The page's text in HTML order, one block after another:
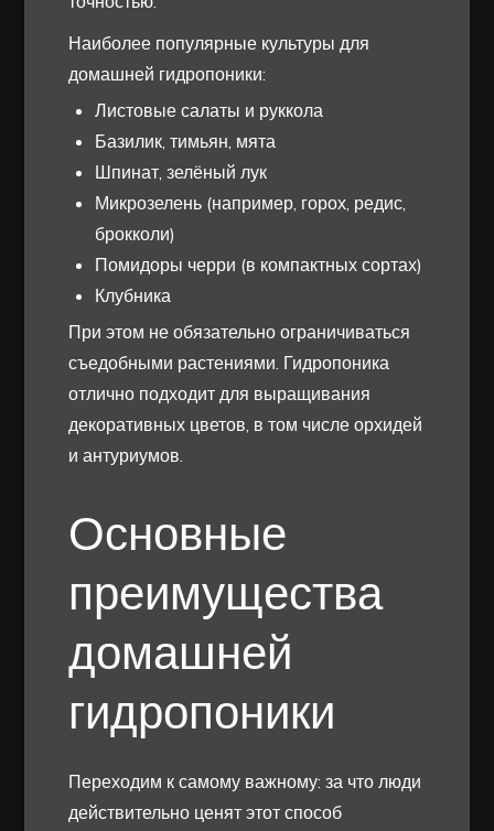
Наиболее популярные культуры для
домашней гидропоники:
Листовые салаты и руккола
Базилик, тимьян, мята
Шпинат, зелёный лук
Микрозелень (например, горох, редис,
брокколи)
Помидоры черри (в компактных сортах)
Клубника
При этом не обязательно ограничиваться
съедобными растениями. Гидропоника
отлично подходит для выращивания
декоративных цветов, в том числе орхидей
и антуриумов.
Основные
преимущества
домашней
гидропоники
Переходим к самому важному: за что люди
действительно ценят этот способ